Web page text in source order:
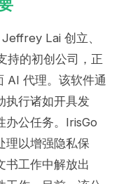
Lai 创立、
持的初创公司，正
AI 代理。该软件通
执行诸如开具发
办公任务。IrisGo
理以增强隐私保
书工作中解放出